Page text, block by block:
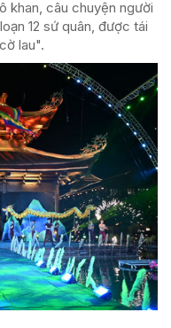
khan, câu chuyện người
12 sứ quân, được tái
lau".